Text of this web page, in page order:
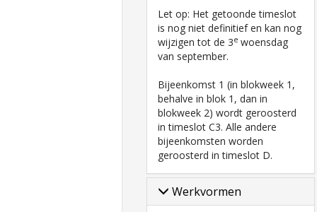
Let op: Het getoonde timeslot
is nog niet definitief en kan nog
wijzigen tot de 3e woensdag
van september.
Bijeenkomst 1 (in blokweek 1,
behalve in blok 1, dan in
blokweek 2) wordt geroosterd
in timeslot C3. Alle andere
bijeenkomsten worden
geroosterd in timeslot D.
Werkvormen